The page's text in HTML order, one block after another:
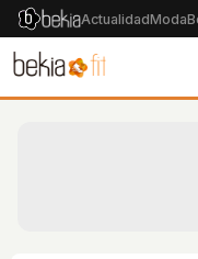
ActualidadModa